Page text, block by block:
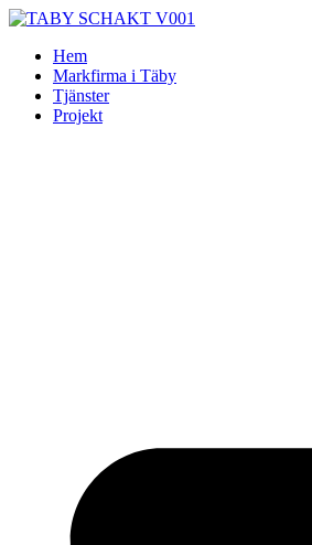
Skip
contentHem
Markfirma i Täby
Tjänster
Projekt